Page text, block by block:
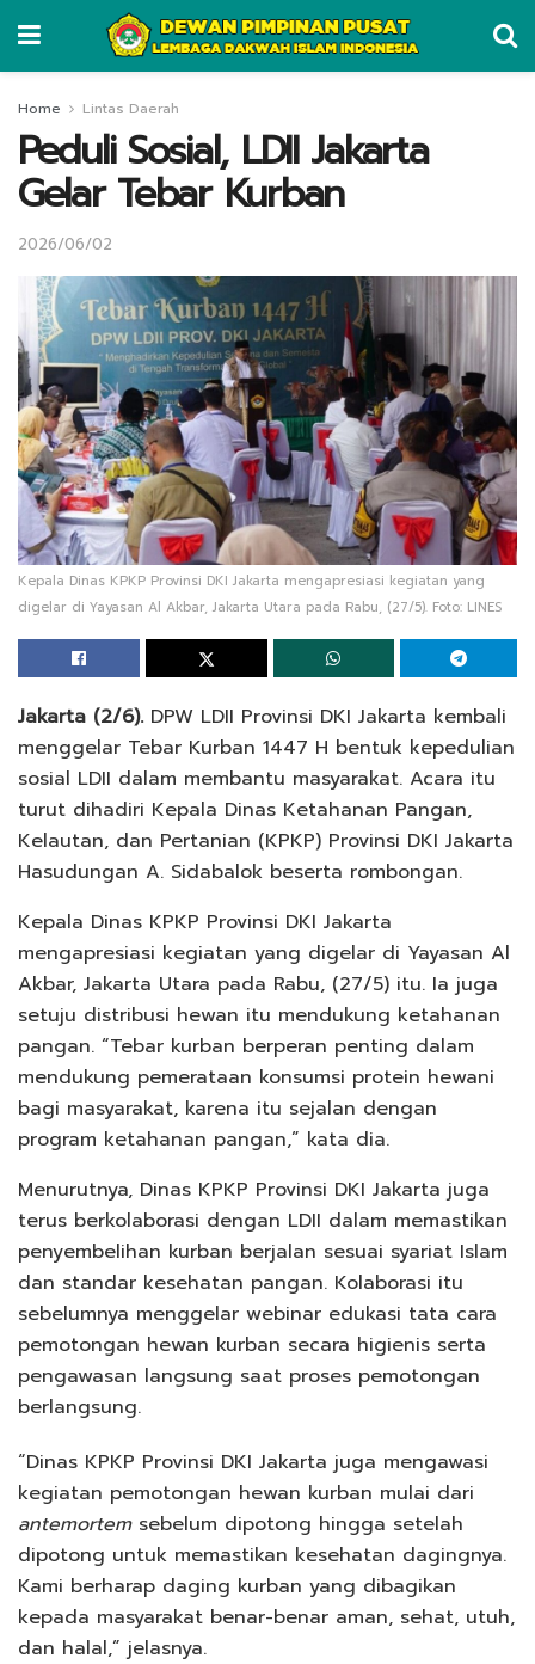
Home Lintas Daerah
Peduli Sosial, LDII Jakarta
Gelar Tebar Kurban
2026/06/02
Kepala Dinas KPKP Provinsi DKI Jakarta mengapresiasi kegiatan yang
digelar di Yayasan Al Akbar, Jakarta Utara pada Rabu, (27/5). Foto: LINES
Jakarta (2/6).DPW LDII Provinsi DKI Jakarta kembali
menggelar Tebar Kurban 1447 H bentuk kepedulian
sosial LDII dalam membantu masyarakat. Acara itu
turut dihadiri Kepala Dinas Ketahanan Pangan,
Kelautan, dan Pertanian (KPKP) Provinsi DKI Jakarta
Hasudungan A. Sidabalok beserta rombongan.
Kepala Dinas KPKP Provinsi DKI Jakarta
mengapresiasi kegiatan yang digelar di Yayasan Al
Akbar, Jakarta Utara pada Rabu, (27/5) itu. Ia juga
setuju distribusi hewan itu mendukung ketahanan
pangan. “Tebar kurban berperan penting dalam
mendukung pemerataan konsumsi protein hewani
bagi masyarakat, karena itu sejalan dengan
program ketahanan pangan,” kata dia.
Menurutnya, Dinas KPKP Provinsi DKI Jakarta juga
terus berkolaborasi dengan LDII dalam memastikan
penyembelihan kurban berjalan sesuai syariat Islam
dan standar kesehatan pangan. Kolaborasi itu
sebelumnya menggelar webinar edukasi tata cara
pemotongan hewan kurban secara higienis serta
pengawasan langsung saat proses pemotongan
berlangsung.
“Dinas KPKP Provinsi DKI Jakarta juga mengawasi
kegiatan pemotongan hewan kurban mulai dari
antemortemsebelum dipotong hingga setelah
dipotong untuk memastikan kesehatan dagingnya.
Kami berharap daging kurban yang dibagikan
kepada masyarakat benar-benar aman, sehat, utuh,
dan halal,” jelasnya.